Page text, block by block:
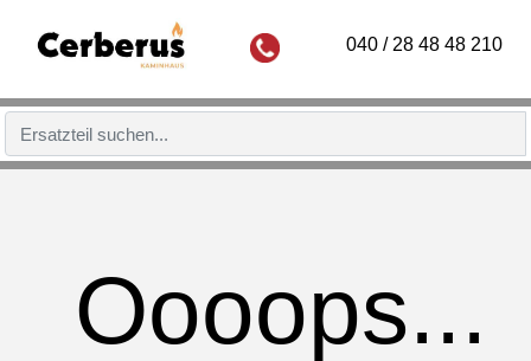
040 / 28 48 48 210
Oooops...